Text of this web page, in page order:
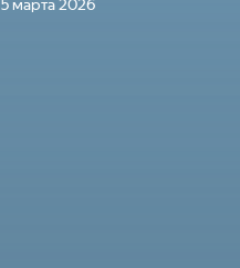
5 марта 2026